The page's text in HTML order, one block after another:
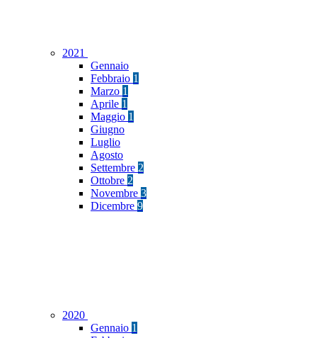
2021
Gennaio
Febbraio 1
Marzo 1
Aprile 1
Maggio 1
Giugno
Luglio
Agosto
Settembre 2
Ottobre 2
Novembre 3
Dicembre 9
2020
Gennaio 1